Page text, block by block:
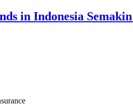
in Indonesia